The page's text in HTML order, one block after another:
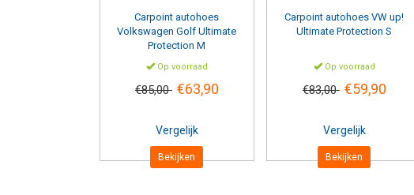
Carpoint autohoes
Volkswagen Golf Ultimate
Protection M
Op voorraad
€85,00 €63,90
Vergelijk
Bekijken
Carpoint autohoes VW up!
Ultimate Protection S
Op voorraad
€83,00 €59,90
Vergelijk
Bekijken